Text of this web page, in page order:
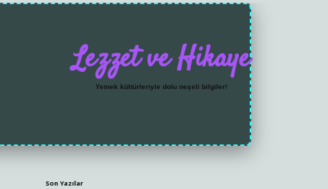
Lezzet ve Hikaye
Yemek kültürleriyle dolu neşeli bilgiler!
Sidebar
Son Yazılar